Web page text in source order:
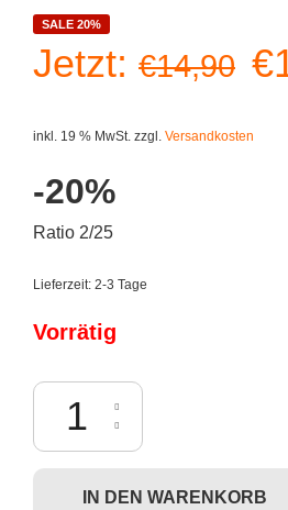
SALE 20%
Jetzt: €14,90 €
inkl. 19 % MwSt. zzgl. Versandkosten
-20%
Ratio 2/25
Lieferzeit: 2-3 Tage
Vorrätig
Dunny Azteca S2 - Izzie Ramirez Menge
IN DEN WARENKORB